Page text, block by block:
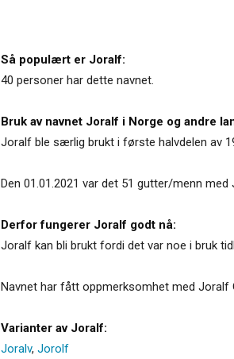
Så populært er Joralf:
40 personer har dette navnet.
Bruk av navnet Joralf i Norge og andre
Joralf ble særlig brukt i første halvdelen av
Den 01.01.2021 var det 51 gutter/menn
Derfor fungerer Joralf godt nå:
Joralf kan bli brukt fordi det var noe i bruk
Navnet har fått oppmerksomhet med Joralf
Varianter av Joralf:
Joralv, Jorolf